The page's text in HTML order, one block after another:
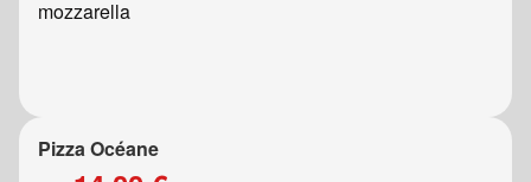
mozzarella
Pizza Océane